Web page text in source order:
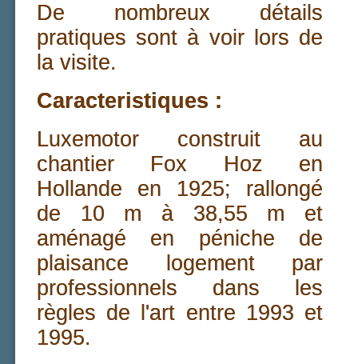
De nombreux détails
pratiques sont à voir lors de
la visite.
Caracteristiques :
Luxemotor construit au
chantier Fox Hoz en
Hollande en 1925; rallongé
de 10 m à 38,55 m et
aménagé en péniche de
plaisance logement par
professionnels dans les
règles de l'art entre 1993 et
1995.